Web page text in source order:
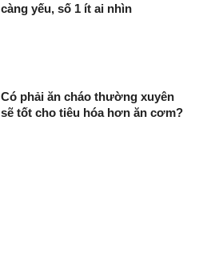
càng yếu, số 1 ít ai nhìn
Có phải ăn cháo thường xuyên
sẽ tốt cho tiêu hóa hơn ăn cơm?